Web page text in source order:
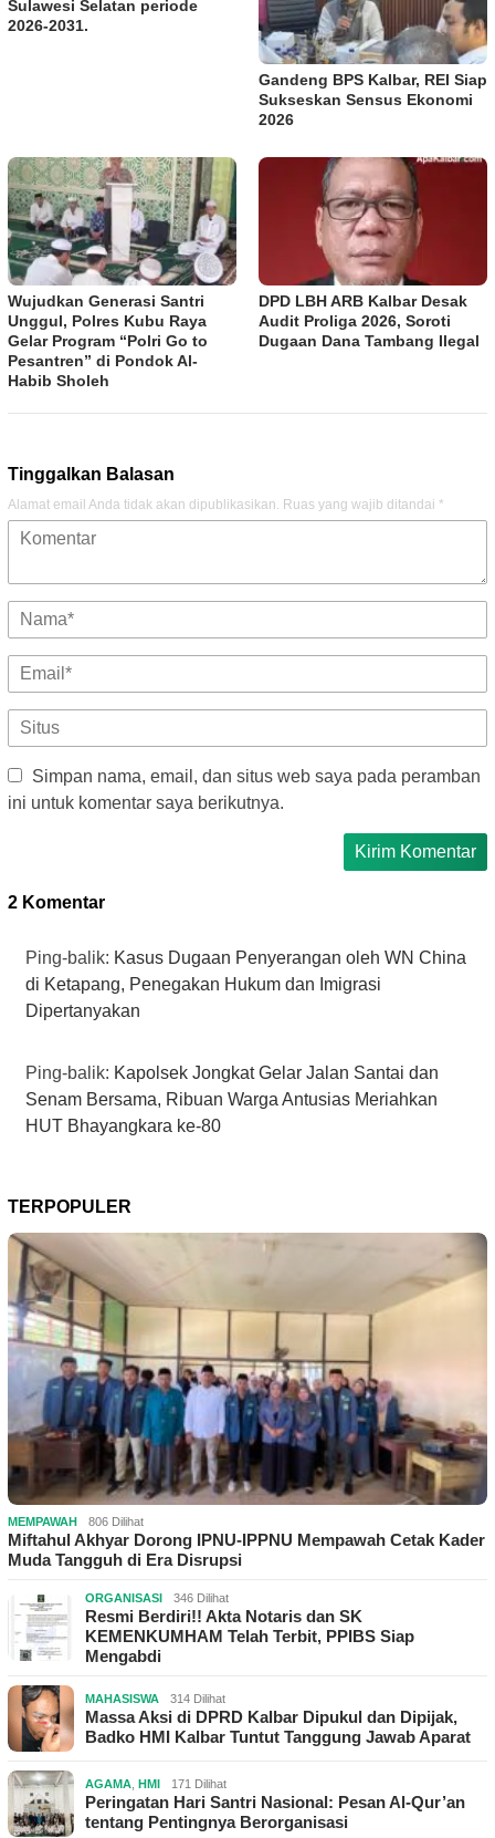
Sulawesi Selatan periode
2026-2031.
Gandeng BPS Kalbar, REI Siap
Sukseskan Sensus Ekonomi
2026
Wujudkan Generasi Santri
Unggul, Polres Kubu Raya
Gelar Program “Polri Go to
Pesantren” di Pondok Al-
Habib Sholeh
DPD LBH ARB Kalbar Desak
Audit Proliga 2026, Soroti
Dugaan Dana Tambang Ilegal
Tinggalkan Balasan
Alamat email Anda tidak akan dipublikasikan. Ruas yang wajib ditandai *
Simpan nama, email, dan situs web saya pada peramban
ini untuk komentar saya berikutnya.
2 Komentar
Ping-balik: Kasus Dugaan Penyerangan oleh WN China
di Ketapang, Penegakan Hukum dan Imigrasi
Dipertanyakan
Ping-balik: Kapolsek Jongkat Gelar Jalan Santai dan
Senam Bersama, Ribuan Warga Antusias Meriahkan
HUT Bhayangkara ke-80
TERPOPULER
MEMPAWAH 806 Dilihat
Miftahul Akhyar Dorong IPNU-IPPNU Mempawah Cetak Kader
Muda Tangguh di Era Disrupsi
ORGANISASI 346 Dilihat
Resmi Berdiri!! Akta Notaris dan SK
KEMENKUMHAM Telah Terbit, PPIBS Siap
Mengabdi
MAHASISWA 314 Dilihat
Massa Aksi di DPRD Kalbar Dipukul dan Dipijak,
Badko HMI Kalbar Tuntut Tanggung Jawab Aparat
AGAMA HMI 171 Dilihat
Peringatan Hari Santri Nasional: Pesan Al-Qur’an
tentang Pentingnya Berorganisasi